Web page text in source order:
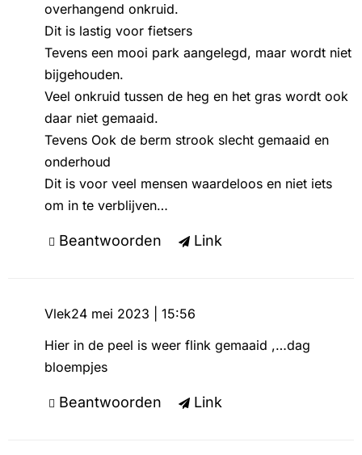
overhangend onkruid.
Dit is lastig voor fietsers
Tevens een mooi park aangelegd, maar wordt niet
bijgehouden.
Veel onkruid tussen de heg en het gras wordt ook
daar niet gemaaid.
Tevens Ook de berm strook slecht gemaaid en
onderhoud
Dit is voor veel mensen waardeloos en niet iets
om in te verblijven…
Beantwoorden Link
Vlek24 mei 2023 | 15:56
Hier in de peel is weer flink gemaaid ,…dag
bloempjes
Beantwoorden Link